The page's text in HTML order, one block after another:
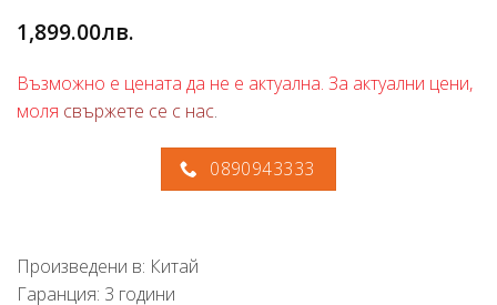
1,899.00лв.
Възможно е цената да не е актуална. За актуални цени,
моля свържете се с нас.
0890943333
Произведени в: Китай
Гаранция: 3 години